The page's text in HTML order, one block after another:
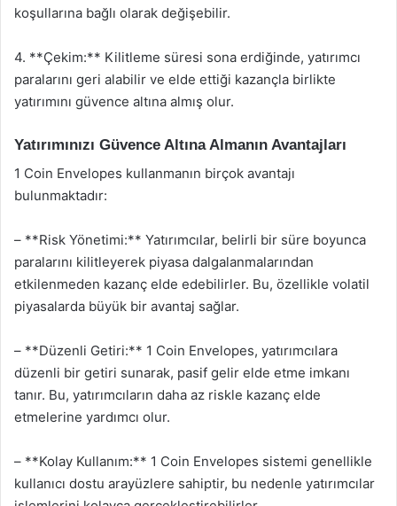
koşullarına bağlı olarak değişebilir.
4. **Çekim:** Kilitleme süresi sona erdiğinde, yatırımcı
paralarını geri alabilir ve elde ettiği kazançla birlikte
yatırımını güvence altına almış olur.
Yatırımınızı Güvence Altına Almanın Avantajları
1 Coin Envelopes kullanmanın birçok avantajı
bulunmaktadır:
– **Risk Yönetimi:** Yatırımcılar, belirli bir süre boyunca
paralarını kilitleyerek piyasa dalgalanmalarından
etkilenmeden kazanç elde edebilirler. Bu, özellikle volatil
piyasalarda büyük bir avantaj sağlar.
– **Düzenli Getiri:** 1 Coin Envelopes, yatırımcılara
düzenli bir getiri sunarak, pasif gelir elde etme imkanı
tanır. Bu, yatırımcıların daha az riskle kazanç elde
etmelerine yardımcı olur.
– **Kolay Kullanım:** 1 Coin Envelopes sistemi genellikle
kullanıcı dostu arayüzlere sahiptir, bu nedenle yatırımcılar